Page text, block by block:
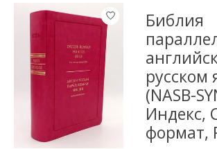
Библия
русском
(NASB-
Индекс,
формат,